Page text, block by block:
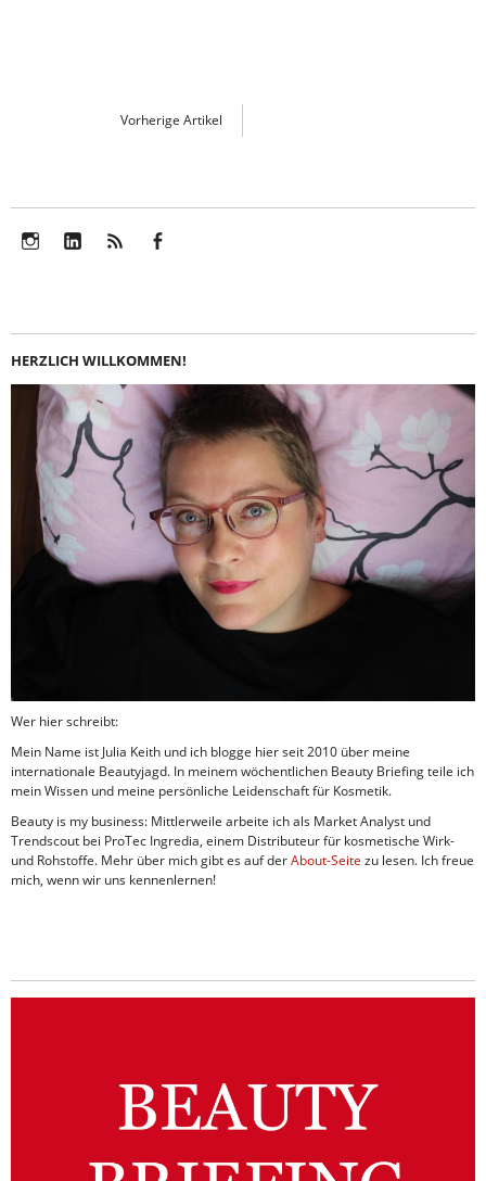
Vorherige Artikel
HERZLICH WILLKOMMEN!
Wer hier schreibt:
Mein Name ist Julia Keith und ich blogge hier seit 2010 über meine
internationale Beautyjagd. In meinem wöchentlichen Beauty Briefing teile ich
mein Wissen und meine persönliche Leidenschaft für Kosmetik.
Beauty is my business: Mittlerweile arbeite ich als Market Analyst und
Trendscout bei ProTec Ingredia, einem Distributeur für kosmetische Wirk-
und Rohstoffe. Mehr über mich gibt es auf derAbout-Seite zu lesen. Ich freue
mich, wenn wir uns kennenlernen!